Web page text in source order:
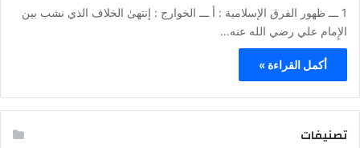
1 ـــ ظهور الفرق الإسلامية : أ ـــ الخوارج : إنتهىٰ الخلاف الذي نشب بين
الإِمام علي رضي الله عنه…
أكمل القراءة »
تصنيفات